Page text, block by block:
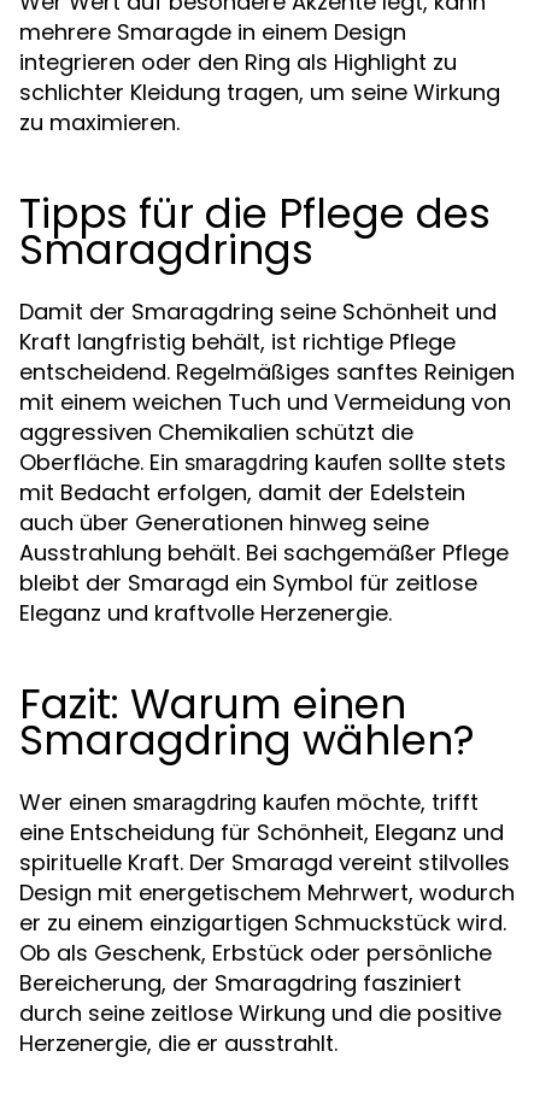
mehrere Smaragde in einem Design
integrieren oder den Ring als Highlight zu
schlichter Kleidung tragen, um seine Wirkung
zu maximieren.
Tipps für die Pflege des
Smaragdrings
Damit der Smaragdring seine Schönheit und
Kraft langfristig behält, ist richtige Pflege
entscheidend. Regelmäßiges sanftes Reinigen
mit einem weichen Tuch und Vermeidung von
aggressiven Chemikalien schützt die
Oberfläche. Ein smaragdring kaufen sollte stets
mit Bedacht erfolgen, damit der Edelstein
auch über Generationen hinweg seine
Ausstrahlung behält. Bei sachgemäßer Pflege
bleibt der Smaragd ein Symbol für zeitlose
Eleganz und kraftvolle Herzenergie.
Fazit: Warum einen
Smaragdring wählen?
Wer einen smaragdring kaufen möchte, trifft
eine Entscheidung für Schönheit, Eleganz und
spirituelle Kraft. Der Smaragd vereint stilvolles
Design mit energetischem Mehrwert, wodurch
er zu einem einzigartigen Schmuckstück wird.
Ob als Geschenk, Erbstück oder persönliche
Bereicherung, der Smaragdring fasziniert
durch seine zeitlose Wirkung und die positive
Herzenergie, die er ausstrahlt.